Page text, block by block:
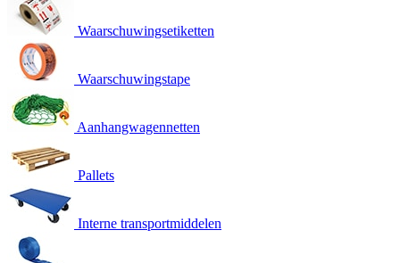
Waarschuwingsetiketten
Waarschuwingstape
Aanhangwagennetten
Pallets
Interne transportmiddelen